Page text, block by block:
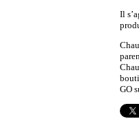
Il
GO